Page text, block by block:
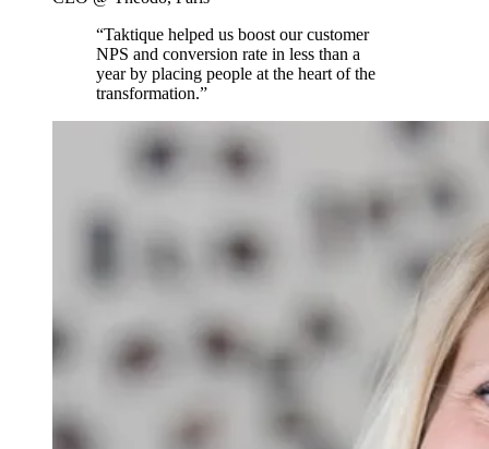
“Taktique helped us boost our customer
NPS and conversion rate in less than a
year by placing people at the heart of the
transformation.”